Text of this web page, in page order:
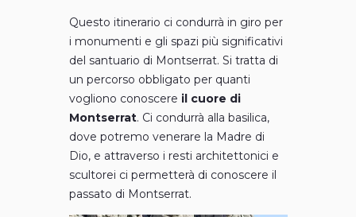
Questo itinerario ci condurrà in giro per
i monumenti e gli spazi più significativi
del santuario di Montserrat. Si tratta di
un percorso obbligato per quanti
vogliono conoscere il cuore di
Montserrat. Ci condurrà alla basilica,
dove potremo venerare la Madre di
Dio, e attraverso i resti architettonici e
scultorei ci permetterà di conoscere il
passato di Montserrat.